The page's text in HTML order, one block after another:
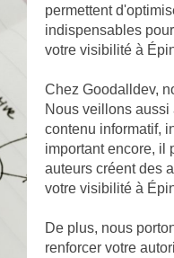
permettent
indispensables
votre visibilité à
Chez Goodalldev,
Nous veillons
contenu informatif,
important encore, il
auteurs créent des
votre visibilité à
De plus, nous
renforcer votre